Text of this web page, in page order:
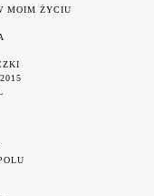
MOIM ŻYCIU